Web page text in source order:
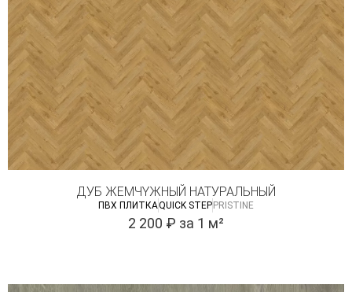
ДУБ ЖЕМЧYЖНЫЙ НАТУРАЛЬНЫЙ
ПВХ ПЛИТКАQUICK STEPPRISTINE
2 200 ₽ за 1 м²